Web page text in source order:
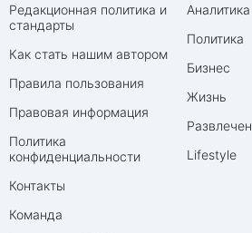
Редакционная политика и
стандарты
Как стать нашим автором
Правила пользования
Правовая информация
Политика
конфиденциальности
Контакты
Команда
Аналитика
Политика
Бизнес
Жизнь
Lifestyle